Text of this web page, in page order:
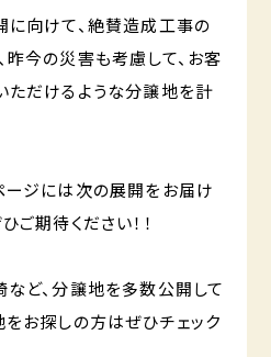
に向けて、絶賛造成工事の
今の災害も考慮して、お客
ただけるような分譲地を計
ジには次の展開をお届け
ご期待ください！！
など、分譲地を多数公開して
お探しの方はぜひチェック